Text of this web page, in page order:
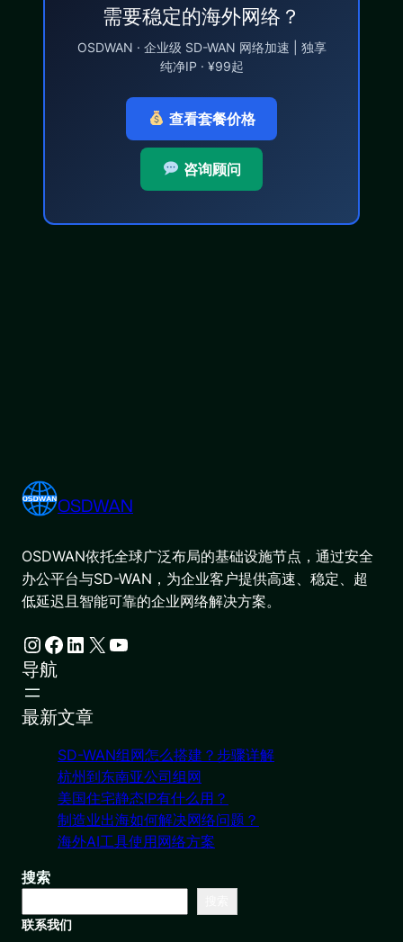
需要稳定的海外网络？
OSDWAN · 企业级 SD-WAN 网络加速 | 独享
纯净IP · ¥99起
查看套餐价格
咨询顾问
OSDWAN
OSDWAN依托全球广泛布局的基础设施节点，通过安全
办公平台与SD-WAN，为企业客户提供高速、稳定、超
低延迟且智能可靠的企业网络解决方案。
Instagram Facebook LinkedIn X YouTube
导航
最新文章
SD-WAN组网怎么搭建？步骤详解
杭州到东南亚公司组网
美国住宅静态IP有什么用？
制造业出海如何解决网络问题？
海外AI工具使用网络方案
搜索
联系我们